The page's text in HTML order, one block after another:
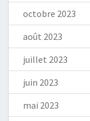
octobre 2023
août 2023
juillet 2023
juin 2023
mai 2023